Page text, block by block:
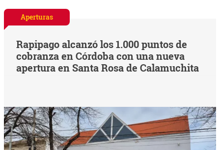
Aperturas
Rapipago alcanzó los 1.000 puntos de
cobranza en Córdoba con una nueva
apertura en Santa Rosa de Calamuchita